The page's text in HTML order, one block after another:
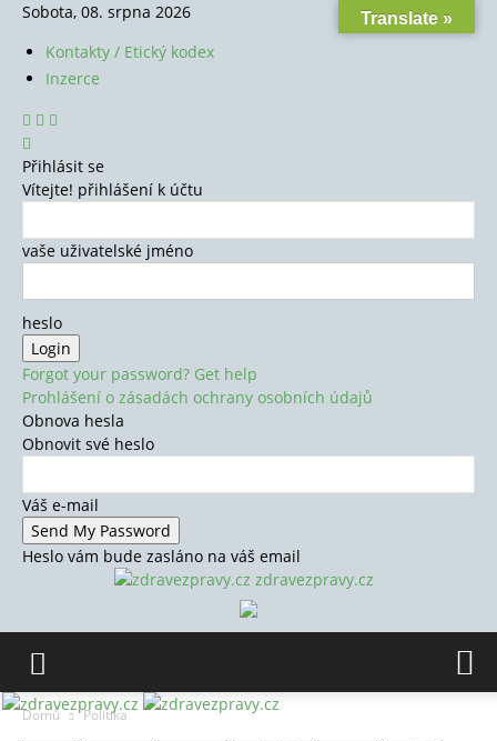
Sobota, 08. srpna 2026
Kontakty / Etický kodex
Inzerce
Přihlásit se
Vítejte! přihlášení k účtu
vaše uživatelské jméno
heslo
Forgot your password? Get help
Prohlášení o zásadách ochrany osobních údajů
Obnova hesla
Obnovit své heslo
Váš e-mail
Heslo vám bude zasláno na váš email
zdravezpravy.cz
Domů Politika
Translate »